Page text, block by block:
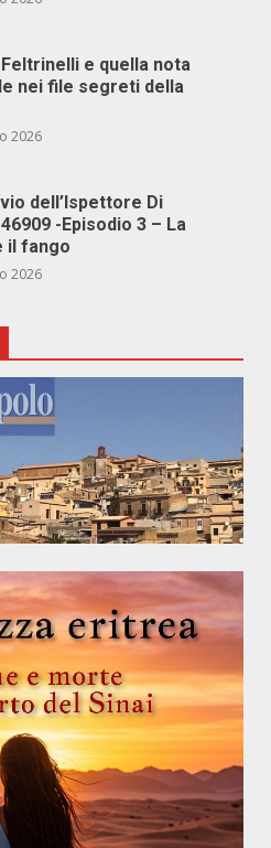
e quella nota
nei file segreti della
2026
dell’Ispettore Di
-Episodio 3 – La
il fango
2026